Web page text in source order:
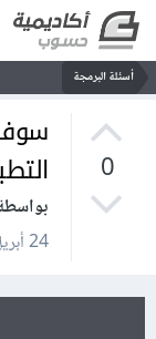
أسئلة البرمجة
0
سوف
24 أبريل 2022